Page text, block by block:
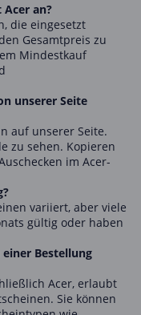
an?
die eingesetzt
Gesamtpreis zu
Mindestkauf
unserer Seite
auf unserer Seite.
zu sehen. Kopieren
im Acer-
variiert, aber viele
gültig oder haben
Bestellung
Acer, erlaubt
Sie können